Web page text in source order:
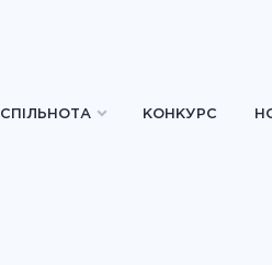
СПІЛЬНОТА КОНКУРС